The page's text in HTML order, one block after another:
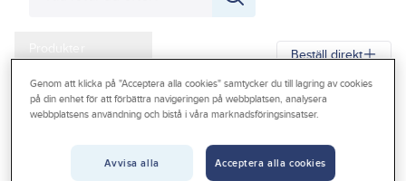
Produkter
Kampanjer
Outlet
Beställ direkt
Gelia Produkter Förbrukningsvaror
Hygien
Genom att klicka på "Acceptera alla cookies" samtycker du till lagring av cookies
på din enhet för att förbättra navigeringen på webbplatsen, analysera
webbplatsens användning och bistå i våra marknadsföringsinsatser.
Avvisa alla Acceptera alla cookies